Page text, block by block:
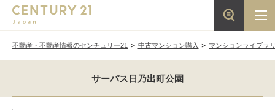
不動産・不動産情報のセンチュリー21 中古マンション購入 マンションライブラ
サーパス日乃出町公園